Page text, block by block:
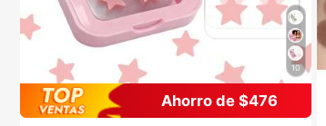
10
Ahorro de $476